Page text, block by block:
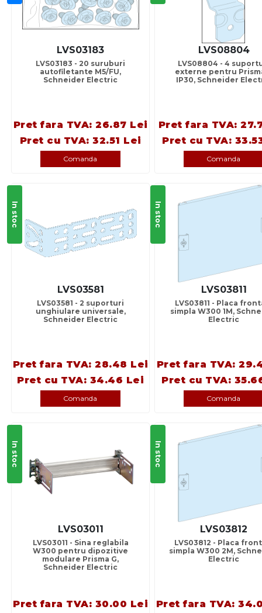
LVS03183
LVS03183 - 20 suruburi
autofiletante M5/FU,
Schneider Electric
Pret fara TVA: 26.87 Lei
Pret cu TVA: 32.51 Lei
Comanda
LVS08804
LVS08804 - 4
externe pentru
IP30, Schneider
Pret fara TVA:
Pret cu TVA:
Comanda
In stoc
LVS03581
LVS03581 - 2 suporturi
unghiulare universale,
Schneider Electric
Pret fara TVA: 28.48 Lei
Pret cu TVA: 34.46 Lei
Comanda
In stoc
LVS03811
LVS03811 - Placa
simpla W300 1M,
Electric
Pret fara TVA:
Pret cu TVA:
Comanda
In stoc
LVS03011
LVS03011 - Sina reglabila
W300 pentru dipozitive
modulare Prisma G,
Schneider Electric
Pret fara TVA: 30.00 Lei
In stoc
LVS03812
LVS03812 - Placa
simpla W300 2M,
Electric
Pret fara TVA: